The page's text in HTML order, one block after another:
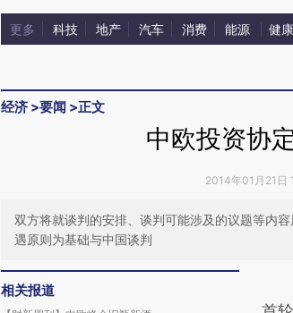
更多 科技 地产 汽车 消费 能源 健康
经济 >要闻 >正文
中欧投资协
2014年01月21日
双方将就谈判的安排、谈判可能涉及的议题等内
遇原则为基础与中国谈判
相关报道
请